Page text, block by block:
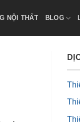
NỘI THẤT BLOG